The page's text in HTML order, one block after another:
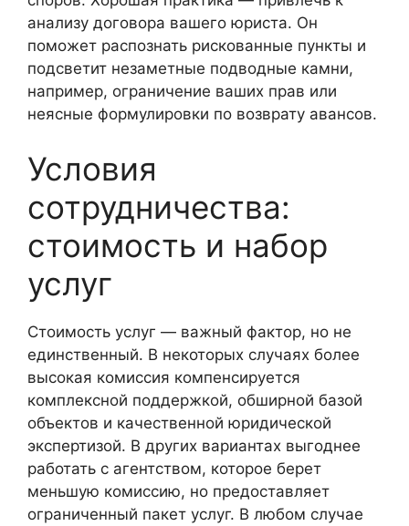
анализу договора вашего юриста. Он
поможет распознать рискованные пункты и
подсветит незаметные подводные камни,
например, ограничение ваших прав или
неясные формулировки по возврату авансов.
Условия
сотрудничества:
стоимость и набор
услуг
Стоимость услуг — важный фактор, но не
единственный. В некоторых случаях более
высокая комиссия компенсируется
комплексной поддержкой, обширной базой
объектов и качественной юридической
экспертизой. В других вариантах выгоднее
работать с агентством, которое берет
меньшую комиссию, но предоставляет
ограниченный пакет услуг. В любом случае